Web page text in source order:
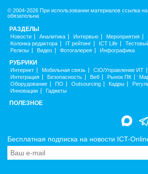
© 2004-2026 При использовании материалов ссылка
обязательна
РАЗДЕЛЫ
Новости Аналитика Интервью Мероприятия
Колонка редактора
IT рейтинг ICT Life
Релизы
Видео Фотогалерея Инфографика
РУБРИКИ
Интернет Мобильная связь CIO/Управление ИТ
Интеграция
Безопасность Веб Рынок ПК
Оборудование
ПО Outsourcing Кадры
Инновации
Гаджеты
ПОЛЕЗНОЕ
Бесплатная подписка на новости ICT-